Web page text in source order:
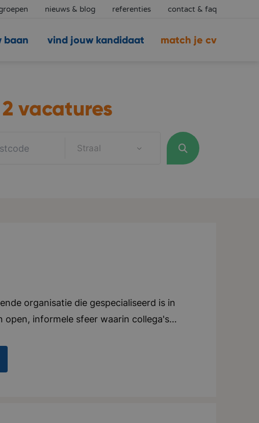
nieuws & blog referenties contact & faq
match je cv
baan vind jouw kandidaat
2 vacatures
Straal
organisatie die gespecialiseerd is in
open, informele sfeer waarin collega's
en coaching. De organisatie